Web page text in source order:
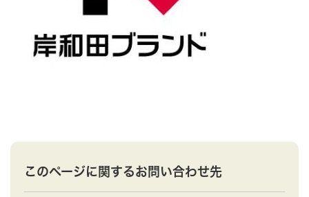
このページに関するお問い合わせ先